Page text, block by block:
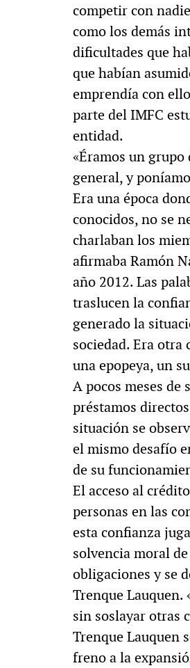
competir con
como los demás
dificultades que
que habían
emprendía con
parte del IMFC
entidad.
«Éramos un
general, y
Era una época
conocidos, no se
charlaban los
afirmaba Ramón
año 2012. Las
traslucen la
generado la
sociedad. Era otra
una epopeya, un
A pocos meses de
préstamos
situación se
el mismo desafío
de su
El acceso al
personas en las
esta confianza
solvencia moral
obligaciones y se
Trenque Lauquen.
sin soslayar otras
Trenque Lauquen
freno a la